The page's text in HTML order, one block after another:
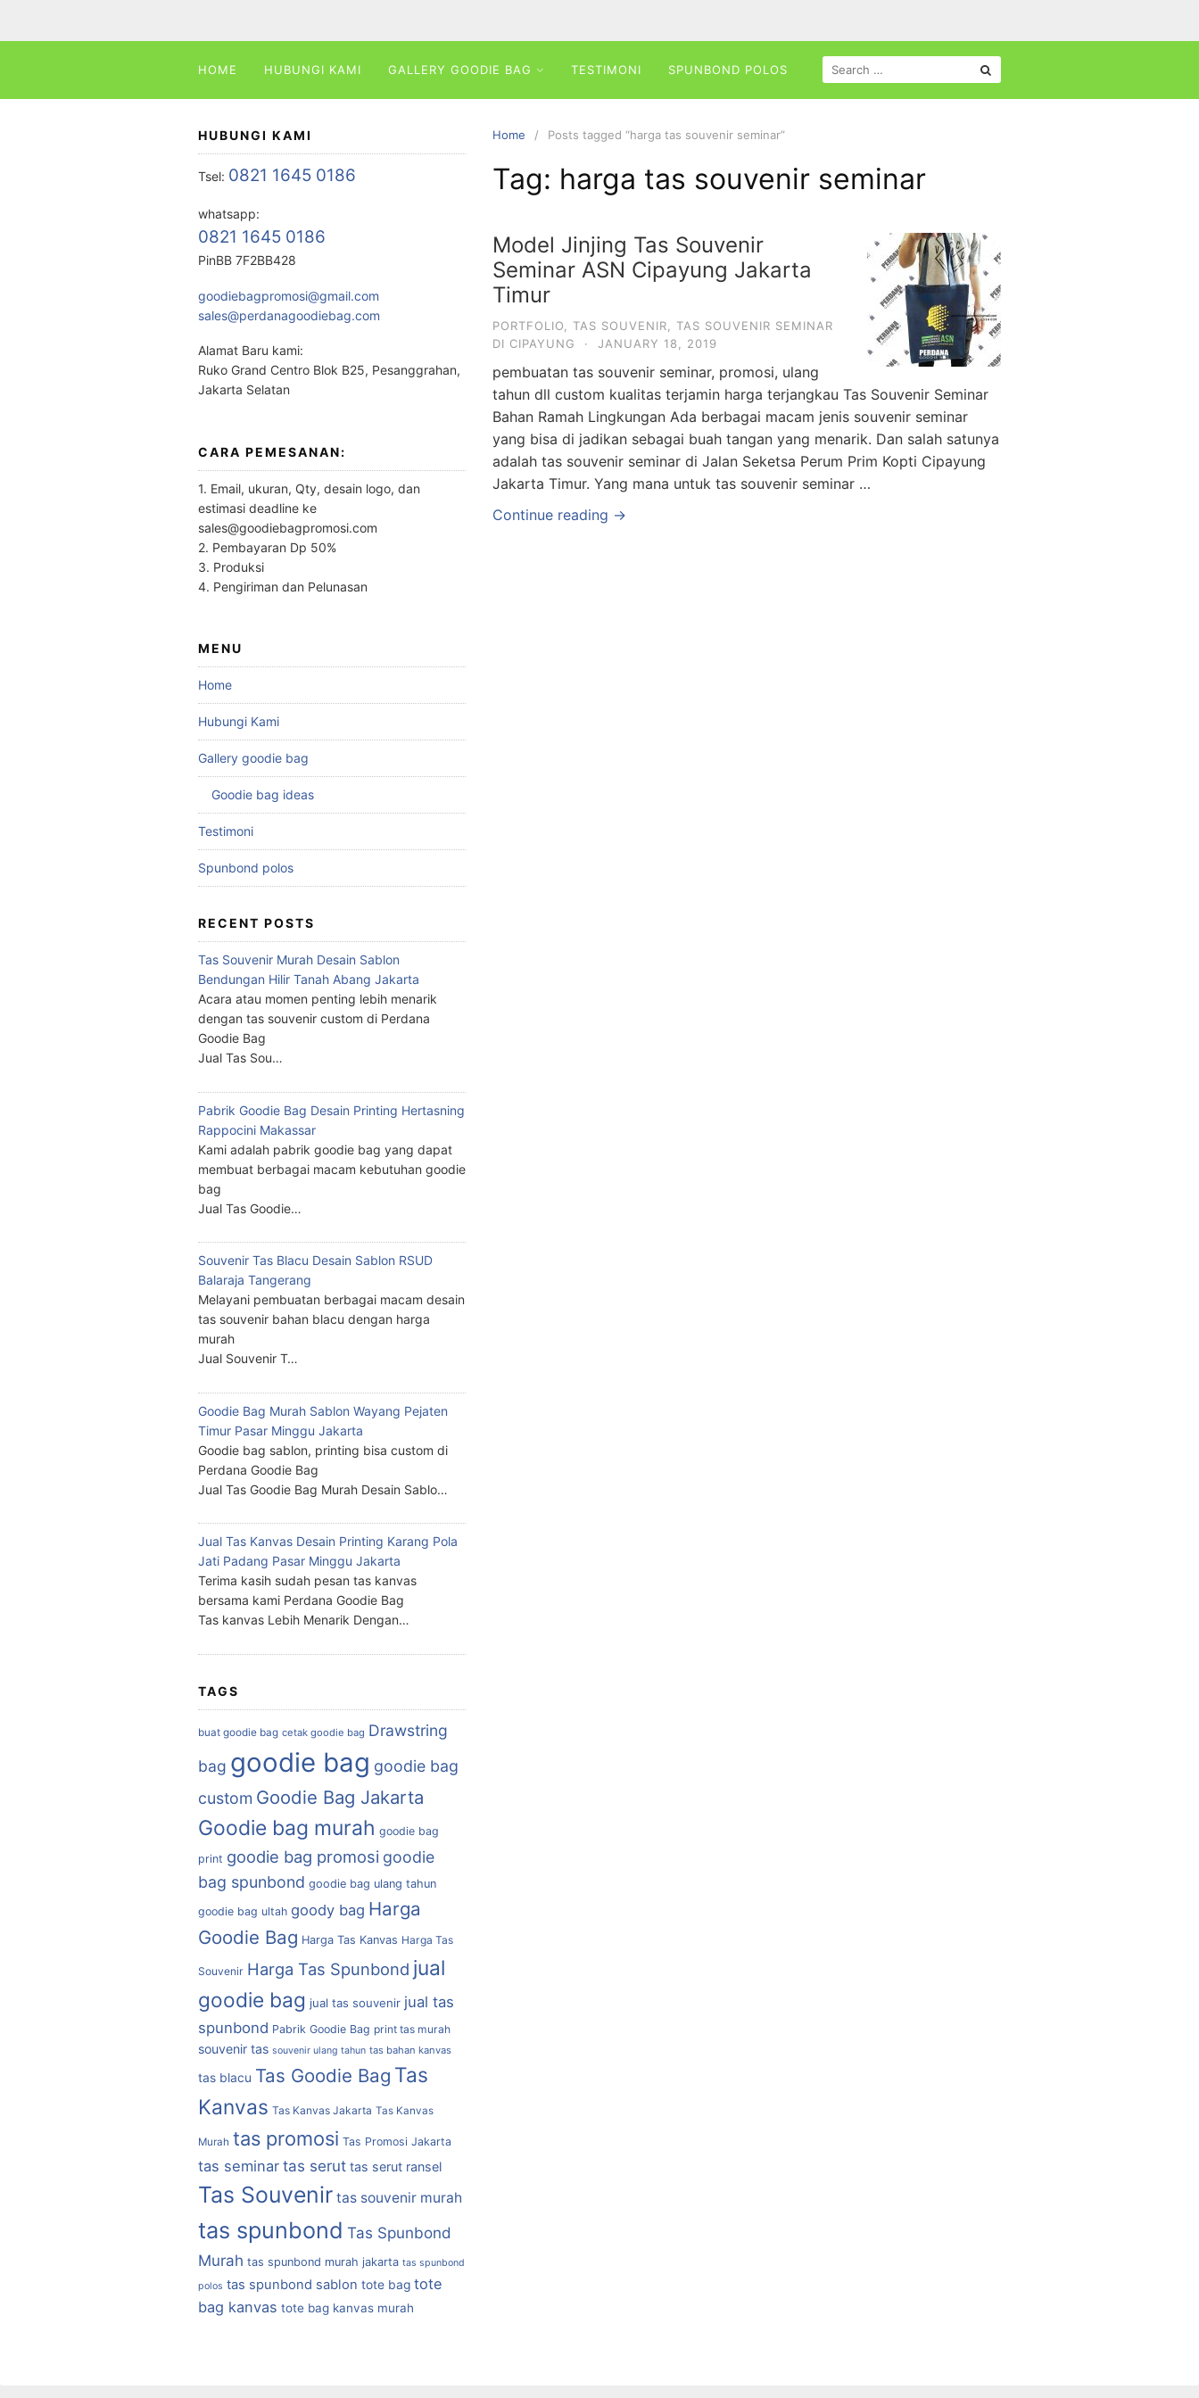
HOME HUBUNGI KAMI GALLERY GOODIE BAG TESTIMONI SPUNBOND POLOS
SEARCH
FOR:
Home Posts tagged “harga tas souvenir seminar”
Tag: harga tas souvenir seminar
Model Jinjing Tas Souvenir
Seminar ASN Cipayung Jakarta
Timur
PORTFOLIO TAS SOUVENIR
TAS SOUVENIR SEMINAR
DI CIPAYUNG
· JANUARY 18, 2019
pembuatan tas souvenir seminar, promosi, ulang
tahun dll custom kualitas terjamin harga terjangkau Tas Souvenir Seminar
Bahan Ramah Lingkungan Ada berbagai macam jenis souvenir seminar
yang bisa di jadikan sebagai buah tangan yang menarik. Dan salah satunya
adalah tas souvenir seminar di Jalan Seketsa Perum Prim Kopti Cipayung
Jakarta Timur. Yang mana untuk tas souvenir seminar …
Continue reading →
HUBUNGI KAMI
Tsel: 0821 1645 0186
whatsapp:
0821 1645 0186
PinBB 7F2BB428
goodiebagpromosi@gmail.com
sales@perdanagoodiebag.com
Alamat Baru kami:
Ruko Grand Centro Blok B25, Pesanggrahan,
Jakarta Selatan
CARA PEMESANAN:
1. Email, ukuran, Qty, desain logo, dan
estimasi deadline ke
sales@goodiebagpromosi.com
2. Pembayaran Dp 50%
3. Produksi
4. Pengiriman dan Pelunasan
MENU
Home
Hubungi Kami
Gallery goodie bag
Goodie bag ideas
Testimoni
Spunbond polos
RECENT POSTS
Tas Souvenir Murah Desain Sablon
Bendungan Hilir Tanah Abang Jakarta
Acara atau momen penting lebih menarik
dengan tas souvenir custom di Perdana
Goodie Bag
Jual Tas Sou…
Pabrik Goodie Bag Desain Printing Hertasning
Rappocini Makassar
Kami adalah pabrik goodie bag yang dapat
membuat berbagai macam kebutuhan goodie
bag
Jual Tas Goodie…
Souvenir Tas Blacu Desain Sablon RSUD
Balaraja Tangerang
Melayani pembuatan berbagai macam desain
tas souvenir bahan blacu dengan harga
murah
Jual Souvenir T…
Goodie Bag Murah Sablon Wayang Pejaten
Timur Pasar Minggu Jakarta
Goodie bag sablon, printing bisa custom di
Perdana Goodie Bag
Jual Tas Goodie Bag Murah Desain Sablo…
Jual Tas Kanvas Desain Printing Karang Pola
Jati Padang Pasar Minggu Jakarta
Terima kasih sudah pesan tas kanvas
bersama kami Perdana Goodie Bag
Tas kanvas Lebih Menarik Dengan…
TAGS
buat goodie bag cetak goodie bag Drawstring
bag goodie bag goodie bag
custom Goodie Bag Jakarta
Goodie bag murah goodie bag
print goodie bag promosi goodie
bag spunbond goodie bag ulang tahun
goodie bag ultah goody bag Harga
Goodie Bag Harga Tas Kanvas Harga Tas
Souvenir Harga Tas Spunbond jual
goodie bag jual tas souvenir jual tas
spunbond Pabrik Goodie Bag print tas murah
souvenir tas souvenir ulang tahun tas bahan kanvas
tas blacu Tas Goodie Bag Tas
Kanvas Tas Kanvas Jakarta Tas Kanvas
Murah tas promosi Tas Promosi Jakarta
tas seminar tas serut tas serut ransel
Tas Souvenir tas souvenir murah
tas spunbond Tas Spunbond
Murah tas spunbond murah jakarta tas spunbond
polos tas spunbond sablon tote bag tote
bag kanvas tote bag kanvas murah